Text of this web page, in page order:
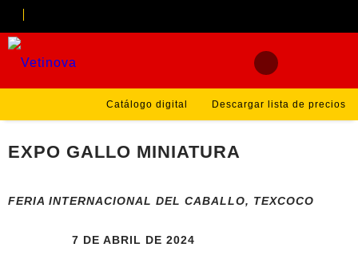
Catálogo digital Descargar lista de precios
EXPO GALLO MINIATURA
FERIA INTERNACIONAL DEL CABALLO, TEXCOCO
7 DE ABRIL DE 2024